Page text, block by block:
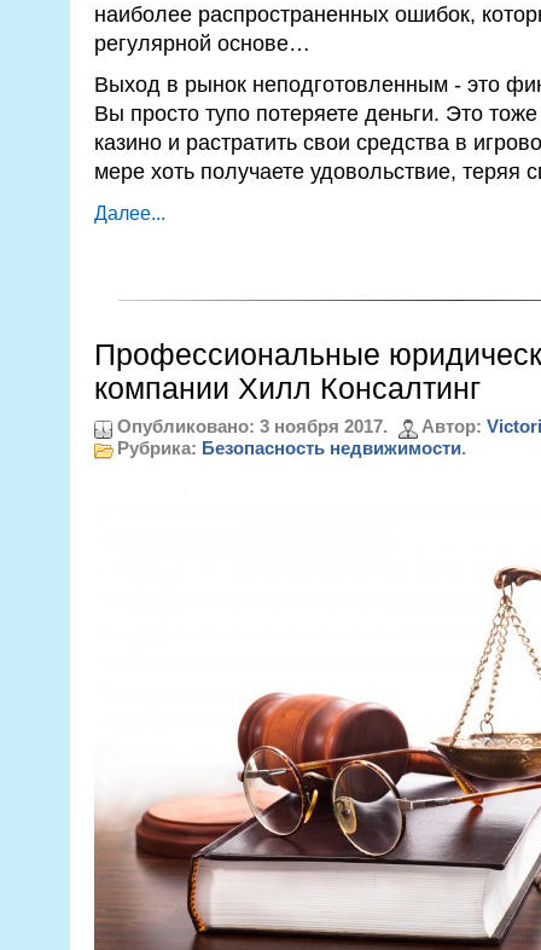
наиболее распространенных ошибок,
регулярной основе…
Выход в рынок неподготовленным - это
Вы просто тупо потеряете деньги. Это
казино и растратить свои средства в
мере хоть получаете удовольствие, теряя
Далее...
Профессиональные
компании Хилл Консалтинг
Опубликовано: 3 ноября 2017. Автор:
Рубрика: Безопасность недвижимости.